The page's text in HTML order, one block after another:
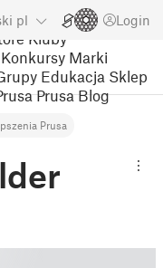
pl Login
Kluby
Konkursy Marki
Edukacja Sklep
Prusa Blog
Prusa